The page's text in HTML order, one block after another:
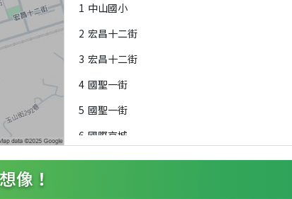
1 中山國小
2 宏昌十二街
3 宏昌十二街
4 國聖一街
5 國聖一街
6 國際京城
7 國際大郡